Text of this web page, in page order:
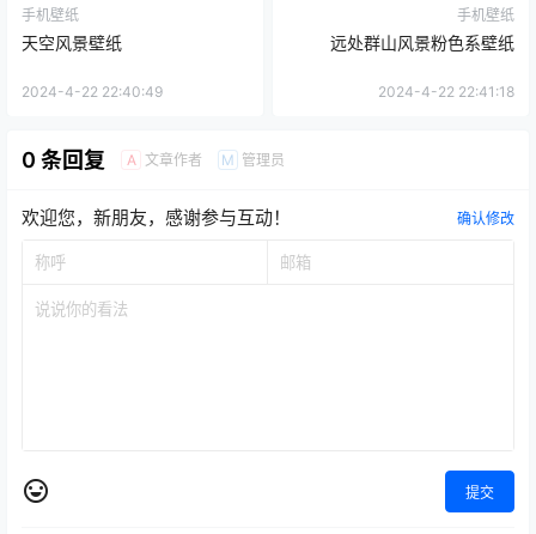
手机壁纸
天空风景壁纸
2024-4-22 22:40:49
手机壁纸
远处群山风景粉色系壁纸
2024-4-22 22:41:18
0 条回复 A 文章作者 M 管理员
欢迎您，新朋友，感谢参与互动！ 确认修改
提交